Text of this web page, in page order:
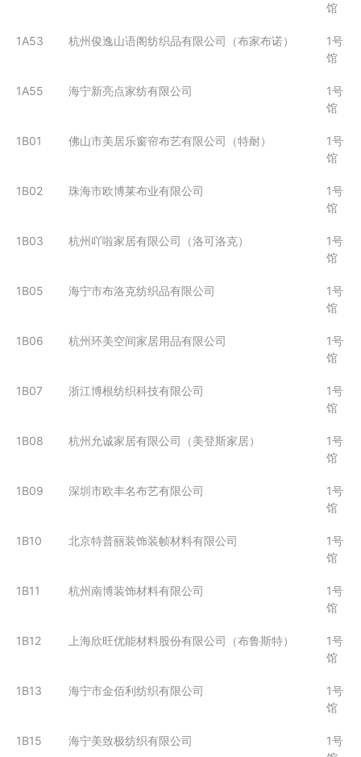
馆
1A53 杭州俊逸山语阁纺织品有限公司（布家布诺）
1号
馆
1A55 海宁新亮点家纺有限公司
1号
馆
1B01 佛山市美居乐窗帘布艺有限公司（特耐）
1号
馆
1B02 珠海市欧博莱布业有限公司
1号
馆
1B03 杭州吖啦家居有限公司（洛可洛克）
1号
馆
1B05 海宁市布洛克纺织品有限公司
1号
馆
1B06 杭州环美空间家居用品有限公司
1号
馆
1B07 浙江博根纺织科技有限公司
1号
馆
1B08 杭州允诚家居有限公司（美登斯家居）
1号
馆
1B09 深圳市欧丰名布艺有限公司
1号
馆
1B10 北京特普丽装饰装帧材料有限公司
1号
馆
1B11 杭州南博装饰材料有限公司
1号
馆
1B12 上海欣旺优能材料股份有限公司（布鲁斯特）
1号
馆
1B13 海宁市金佰利纺织有限公司
1号
馆
1B15 海宁美致极纺织有限公司
1号